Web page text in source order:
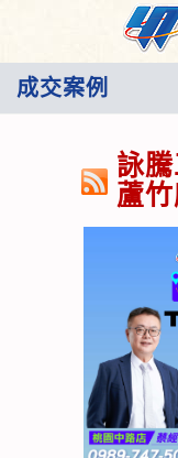
成交案例
詠
蘆